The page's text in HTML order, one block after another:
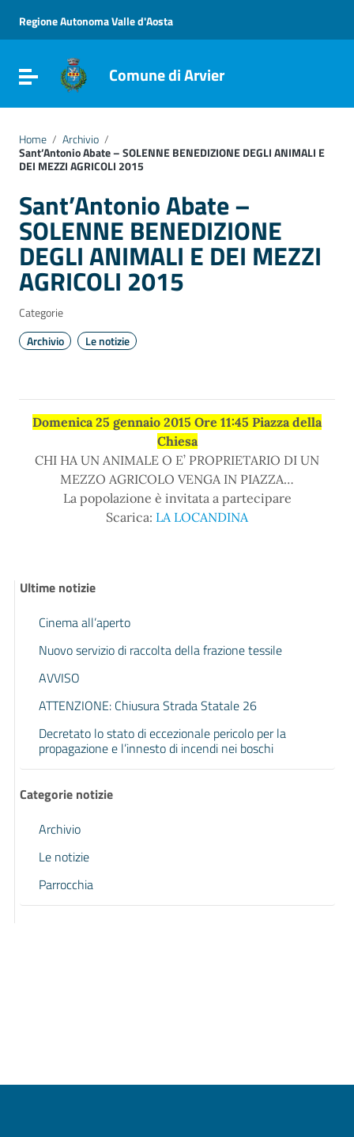
Vai al menu di navigazione
Vai al footer
Regione Autonoma Valle d'Aosta
Attiva / disattiva la navigazione
Comune di Arvier
Home / Archivio /
Sant’Antonio Abate – SOLENNE BENEDIZIONE DEGLI ANIMALI E
DEI MEZZI AGRICOLI 2015
Sant’Antonio Abate –
SOLENNE BENEDIZIONE
DEGLI ANIMALI E DEI MEZZI
AGRICOLI 2015
Categorie
Archivio
Le notizie
Domenica 25 gennaio 2015 Ore 11:45 Piazza della
Chiesa
CHI HA UN ANIMALE O E’ PROPRIETARIO DI UN
MEZZO AGRICOLO VENGA IN PIAZZA…
La popolazione è invitata a partecipare
Scarica: LA LOCANDINA
Ultime notizie
Cinema all’aperto
Nuovo servizio di raccolta della frazione tessile
AVVISO
ATTENZIONE: Chiusura Strada Statale 26
Decretato lo stato di eccezionale pericolo per la
propagazione e l’innesto di incendi nei boschi
Categorie notizie
Archivio
Le notizie
Parrocchia